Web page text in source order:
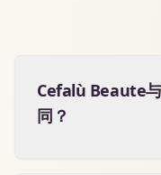
Cefalù Beaute
同？